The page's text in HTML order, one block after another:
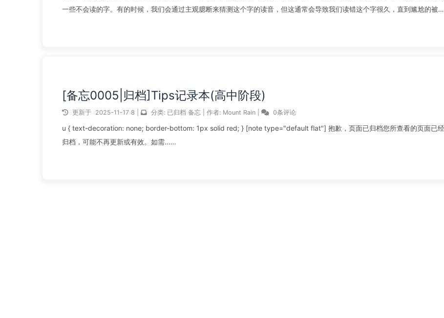
一些不会读的字。有的时候，我们会通过主观臆断来猜测这个字的读音，但这通常会导致我们读错这个字很久，直到尴尬的被人
[备忘0005|归档]Tips记录本(高中阶段)
更新于 2025-11-17 8 分类: 已归档 备忘 作者: Mount Rain 0条评论
u { text-decoration: none; border-bottom: 1px solid red; } [note type="default flat"] 抱歉，页面已归档您所查看的页面已经
归档，可能不再更新或有效。如需...